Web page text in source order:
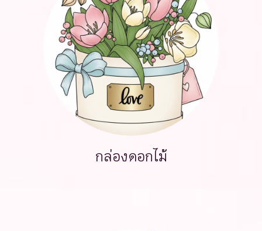
กล่องดอกไม้